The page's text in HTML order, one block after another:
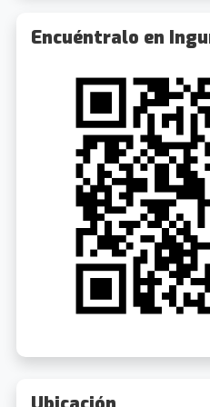
Barcelona: Tour nocturno de la Historia Oscura
0.3km
Desde 20€
Encuéntralo en